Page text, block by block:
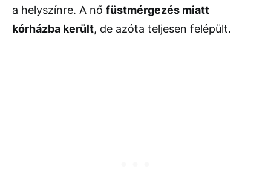
a helyszínre. A nő füstmérgezés miatt
kórházba került, de azóta teljesen felépült.